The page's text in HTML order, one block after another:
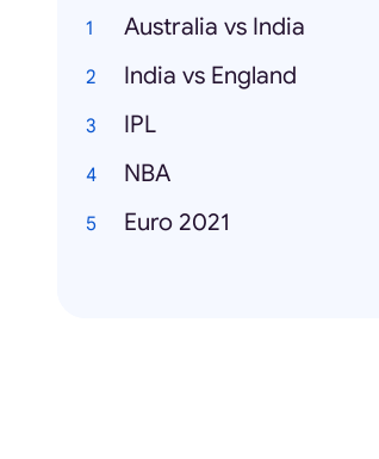
Australia vs India
India vs England
IPL
NBA
Euro 2021